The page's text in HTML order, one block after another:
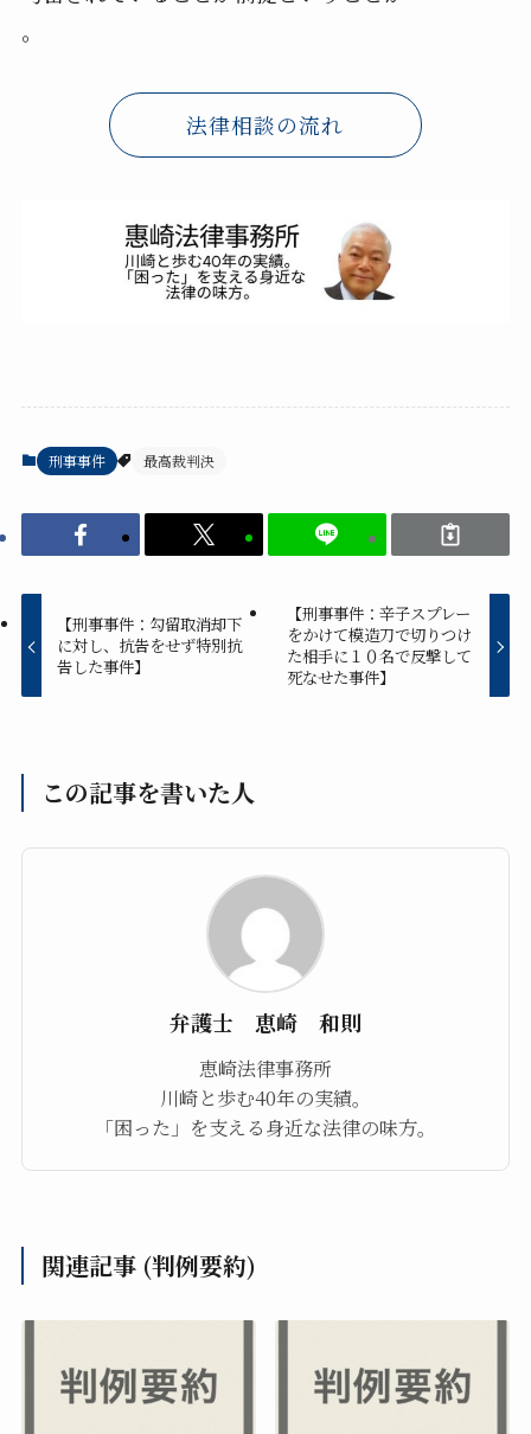
。
法律相談の流れ
刑事事件 最高裁判決
【刑事事件：勾留取消却下
に対し、抗告をせず特別抗
告した事件】
【刑事事件：辛子スプレー
をかけて模造刀で切りつけ
た相手に１０名で反撃して
死なせた事件】
この記事を書いた人
弁護士 恵崎 和則
恵崎法律事務所
川崎と歩む40年の実績。
「困った」を支える身近な法律の味方。
関連記事 (判例要約)